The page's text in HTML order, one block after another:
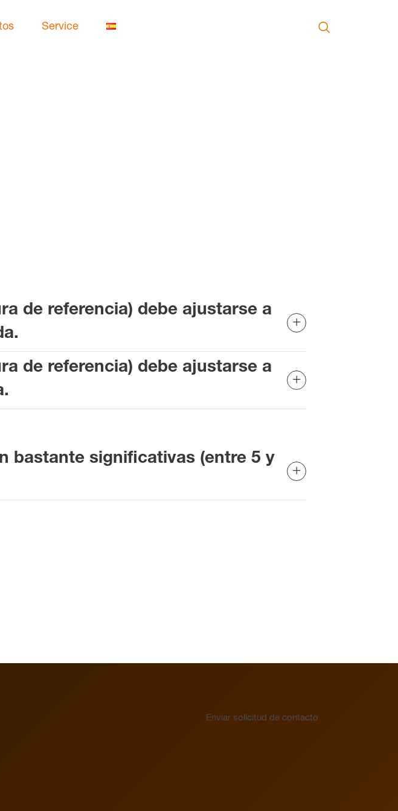
Vista general
Reloj
Service
de referencia) debe ajustarse a
de referencia) debe ajustarse a
bastante significativas (entre 5 y
Enviar solicitud de contacto